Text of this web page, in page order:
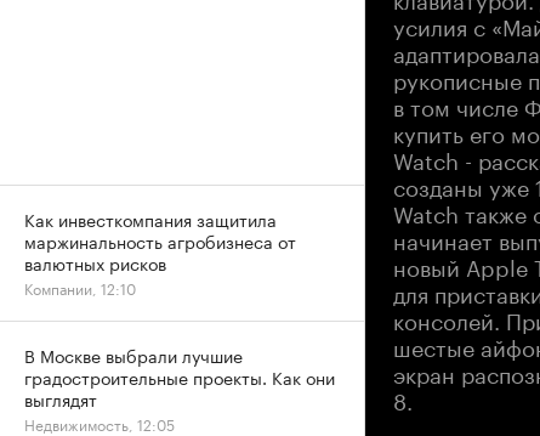
усилия с
рукописные
в том числе
купить его
Watch -
созданы уже
Watch также
начинает
новый Apple
для
консолей.
шестые
экран
8.
Как инвесткомпания защитила
маржинальность агробизнеса от
валютных рисков
Компании, 12:10
В Москве выбрали лучшие
градостроительные проекты. Как они
выглядят
Недвижимость, 12:05